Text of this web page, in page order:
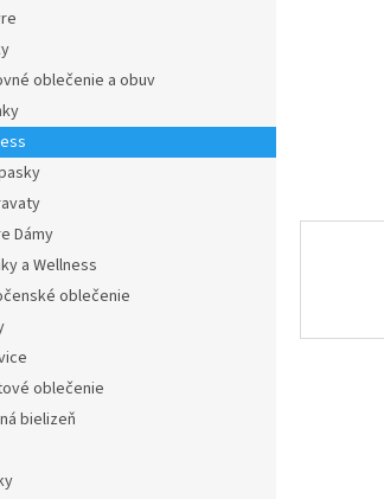
oblečenie a obuv
Dámy
a Wellness
oblečenie
oblečenie
bielizeň